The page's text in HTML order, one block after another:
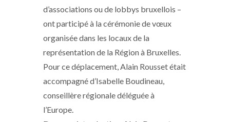
d’associations ou de lobbys bruxellois –
ont participé à la cérémonie de vœux
organisée dans les locaux de la
représentation de la Région à Bruxelles.
Pour ce déplacement, Alain Rousset était
accompagné d’Isabelle Boudineau,
conseillère régionale déléguée à
l’Europe.